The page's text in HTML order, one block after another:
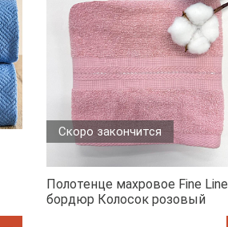
Скоро закончится
Полотенце махровое Fine Line
бордюр Колосок розовый